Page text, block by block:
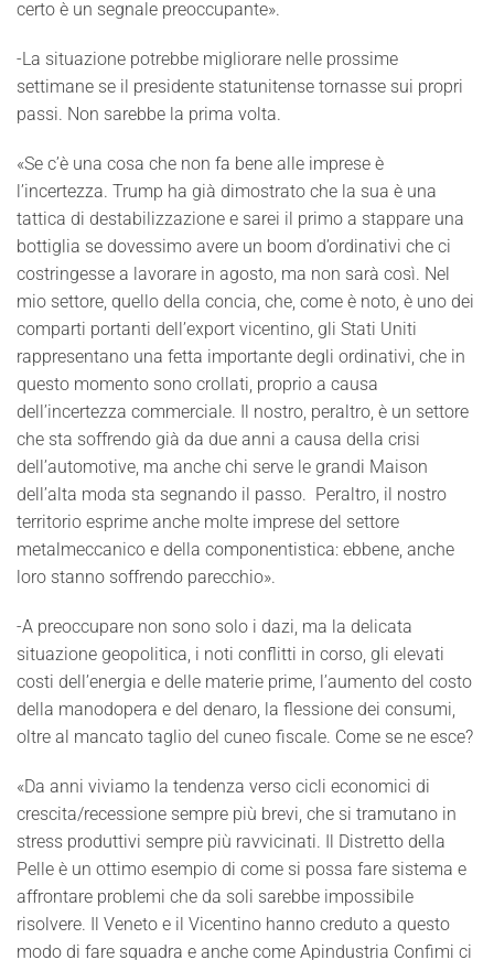
certo è un segnale preoccupante».
-La situazione potrebbe migliorare nelle prossime
settimane se il presidente statunitense tornasse sui propri
passi. Non sarebbe la prima volta.
«Se c’è una cosa che non fa bene alle imprese è
l’incertezza. Trump ha già dimostrato che la sua è una
tattica di destabilizzazione e sarei il primo a stappare una
bottiglia se dovessimo avere un boom d’ordinativi che ci
costringesse a lavorare in agosto, ma non sarà così. Nel
mio settore, quello della concia, che, come è noto, è uno dei
comparti portanti dell’export vicentino, gli Stati Uniti
rappresentano una fetta importante degli ordinativi, che in
questo momento sono crollati, proprio a causa
dell’incertezza commerciale. Il nostro, peraltro, è un settore
che sta soffrendo già da due anni a causa della crisi
dell’automotive, ma anche chi serve le grandi Maison
dell’alta moda sta segnando il passo. Peraltro, il nostro
territorio esprime anche molte imprese del settore
metalmeccanico e della componentistica: ebbene, anche
loro stanno soffrendo parecchio».
-A preoccupare non sono solo i dazi, ma la delicata
situazione geopolitica, i noti conflitti in corso, gli elevati
costi dell’energia e delle materie prime, l’aumento del costo
della manodopera e del denaro, la flessione dei consumi,
oltre al mancato taglio del cuneo fiscale. Come se ne esce?
«Da anni viviamo la tendenza verso cicli economici di
crescita/recessione sempre più brevi, che si tramutano in
stress produttivi sempre più ravvicinati. Il Distretto della
Pelle è un ottimo esempio di come si possa fare sistema e
affrontare problemi che da soli sarebbe impossibile
risolvere. Il Veneto e il Vicentino hanno creduto a questo
modo di fare squadra e anche come Apindustria Confimi ci